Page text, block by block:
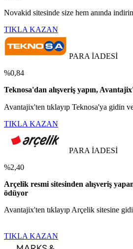
Novakid sitesinde size hem anında
TIKLA KAZAN
PARA İADESİ
%0,84
Teknosa'dan alışveriş yapın,
Avantajix'ten tıklayıp Teknosa'ya gidin
TIKLA KAZAN
PARA İADESİ
%2,40
Arçelik resmi sitesinden alışveriş
ödüyor
Avantajix'ten tıklayıp Arçelik sitesine
TIKLA KAZAN